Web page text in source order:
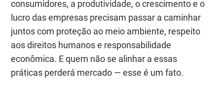
consumidores, a produtividade, o crescimento e o
lucro das empresas precisam passar a caminhar
juntos com proteção ao meio ambiente, respeito
aos direitos humanos e responsabilidade
econômica. E quem não se alinhar a essas
práticas perderá mercado — esse é um fato.